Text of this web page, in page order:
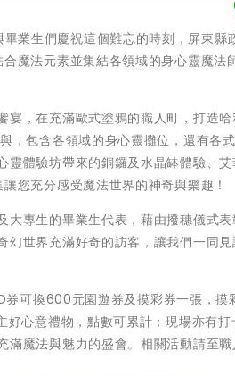
生們慶祝這個難忘的時刻，屏東縣
魔法元素並集結各領域的身心靈魔法
，在充滿歐式塗鴉的職人町，打造
，包含各領域的身心靈攤位，還有各
體驗坊帶來的銅鑼及水晶缽體驗、
您充分感受魔法世界的神奇與樂趣！
專生的畢業生代表，藉由撥穗儀式
世界充滿好奇的訪客，讓我們一同見
可換600元園遊券及摸彩券一張，摸
心意禮物，點數可累計；現場亦有打
滿魔法與魅力的盛會。相關活動請至